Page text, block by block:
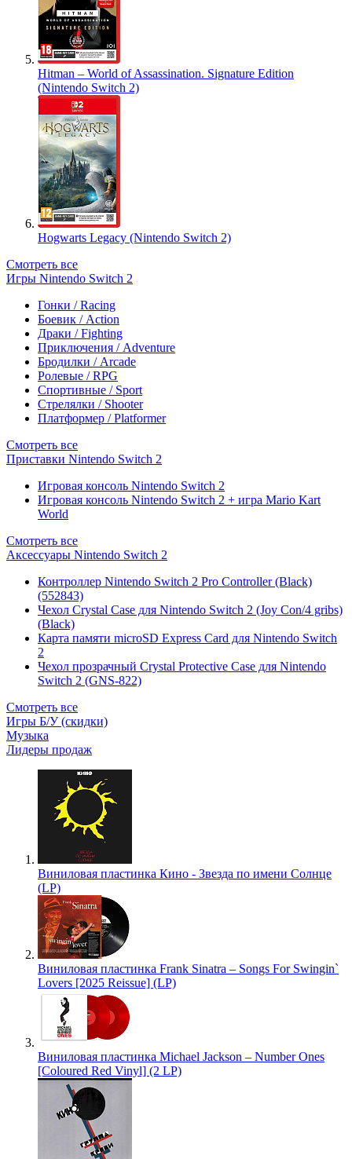
Hitman – World of Assassination. Signature Edition
(Nintendo Switch 2)
Hogwarts Legacy (Nintendo Switch 2)
Смотреть все
Игры Nintendo Switch 2
Гонки / Racing
Боевик / Action
Драки / Fighting
Приключения / Adventure
Бродилки / Arcade
Ролевые / RPG
Спортивные / Sport
Стрелялки / Shooter
Платформер / Platformer
Смотреть все
Приставки Nintendo Switch 2
Игровая консоль Nintendo Switch 2
Игровая консоль Nintendo Switch 2 + игра Mario Kart
World
Смотреть все
Аксессуары Nintendo Switch 2
Контроллер Nintendo Switch 2 Pro Controller (Black)
(552843)
Чехол Сrystal Сase для Nintendo Switch 2 (Joy Con/4 gribs)
(Black)
Карта памяти microSD Express Card для Nintendo Switch
2
Чехол прозрачный Crystal Protective Case для Nintendo
Switch 2 (GNS-822)
Смотреть все
Игры Б/У (скидки)
Музыка
Лидеры продаж
Виниловая пластинка Кино - Звезда по имени Солнце
(LP)
Виниловая пластинка Frank Sinatra – Songs For Swingin`
Lovers [2025 Reissue] (LP)
Виниловая пластинка Michael Jackson – Number Ones
[Coloured Red Vinyl] (2 LP)